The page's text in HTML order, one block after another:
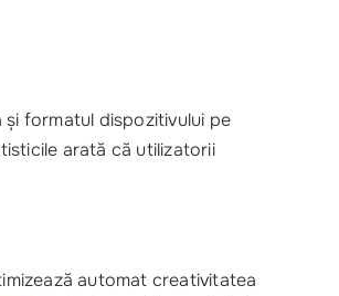
formatul dispozitivului pe
arată că utilizatorii
automat creativitatea